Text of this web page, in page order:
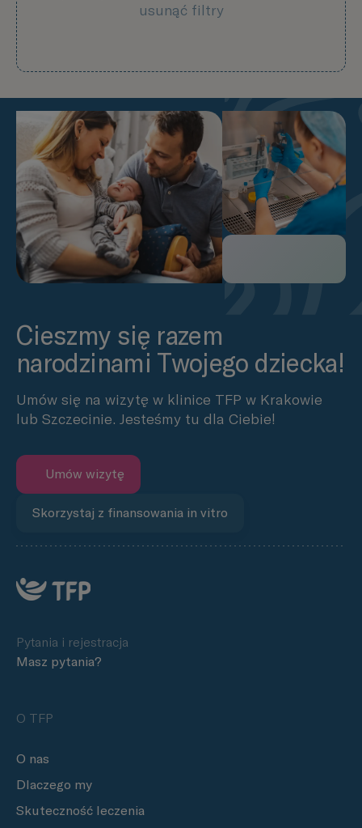
usunąć filtry
Cieszmy się razem
narodzinami Twojego dziecka!
Umów się na wizytę w klinice TFP w Krakowie
lub Szczecinie. Jesteśmy tu dla Ciebie!
Umów wizytę
Skorzystaj z finansowania in vitro
Pytania i rejestracja
Masz pytania?
O TFP
O nas
Dlaczego my
Skuteczność leczenia